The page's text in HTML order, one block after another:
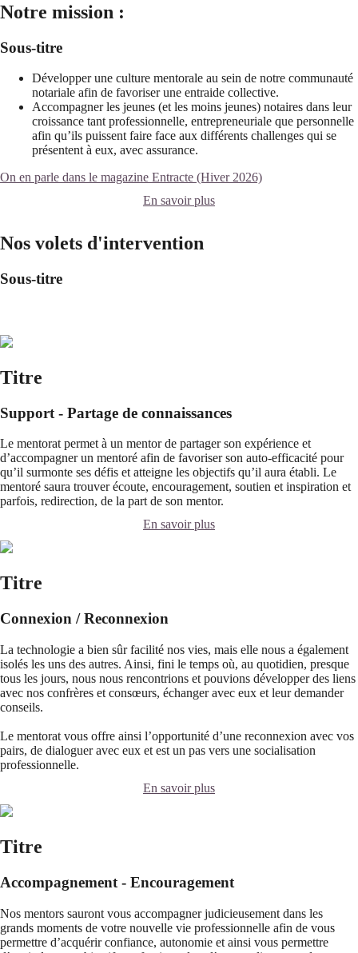
Notre mission :
Sous-titre
Développer une culture mentorale au sein de notre communauté
notariale afin de favoriser une entraide collective.
Accompagner les jeunes (et les moins jeunes) notaires dans leur
croissance tant professionnelle, entrepreneuriale que personnelle
afin qu’ils puissent faire face aux différents challenges qui se
présentent à eux, avec assurance.
On en parle dans le magazine Entracte (Hiver 2026)
En savoir plus
Nos volets d'intervention
Sous-titre
Titre
Support - Partage de connaissances
Le mentorat permet à un mentor de partager son expérience et
d’accompagner un mentoré afin de favoriser son auto-efficacité pour
qu’il surmonte ses défis et atteigne les objectifs qu’il aura établi. Le
mentoré saura trouver écoute, encouragement, soutien et inspiration et
parfois, redirection, de la part de son mentor.
En savoir plus
Titre
Connexion / Reconnexion
La technologie a bien sûr facilité nos vies, mais elle nous a également
isolés les uns des autres. Ainsi, fini le temps où, au quotidien, presque
tous les jours, nous nous rencontrions et pouvions développer des liens
avec nos confrères et consœurs, échanger avec eux et leur demander
conseils.
Le mentorat vous offre ainsi l’opportunité d’une reconnexion avec vos
pairs, de dialoguer avec eux et est un pas vers une socialisation
professionnelle.
En savoir plus
Titre
Accompagnement - Encouragement
Nos mentors sauront vous accompagner judicieusement dans les
grands moments de votre nouvelle vie professionnelle afin de vous
permettre d’acquérir confiance, autonomie et ainsi vous permettre